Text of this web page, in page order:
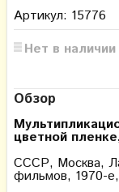
Артикул: 15776
Нет в наличии
Обзор
цветной
СССР, Москва,
фильмов, 1970-е,